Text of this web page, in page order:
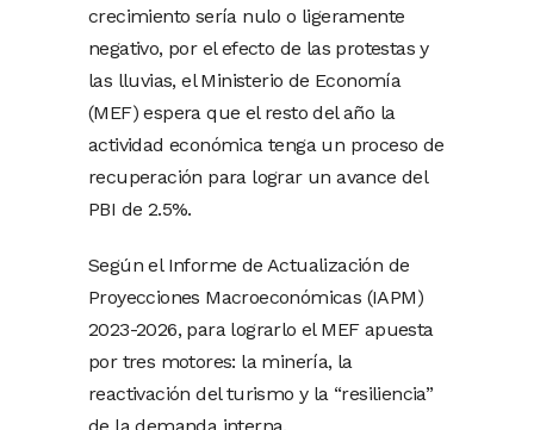
crecimiento sería nulo o ligeramente
negativo, por el efecto de las protestas y
las lluvias, el Ministerio de Economía
(MEF) espera que el resto del año la
actividad económica tenga un proceso de
recuperación para lograr un avance del
PBI de 2.5%.
Según el Informe de Actualización de
Proyecciones Macroeconómicas (IAPM)
2023-2026, para lograrlo el MEF apuesta
por tres motores: la minería, la
reactivación del turismo y la “resiliencia”